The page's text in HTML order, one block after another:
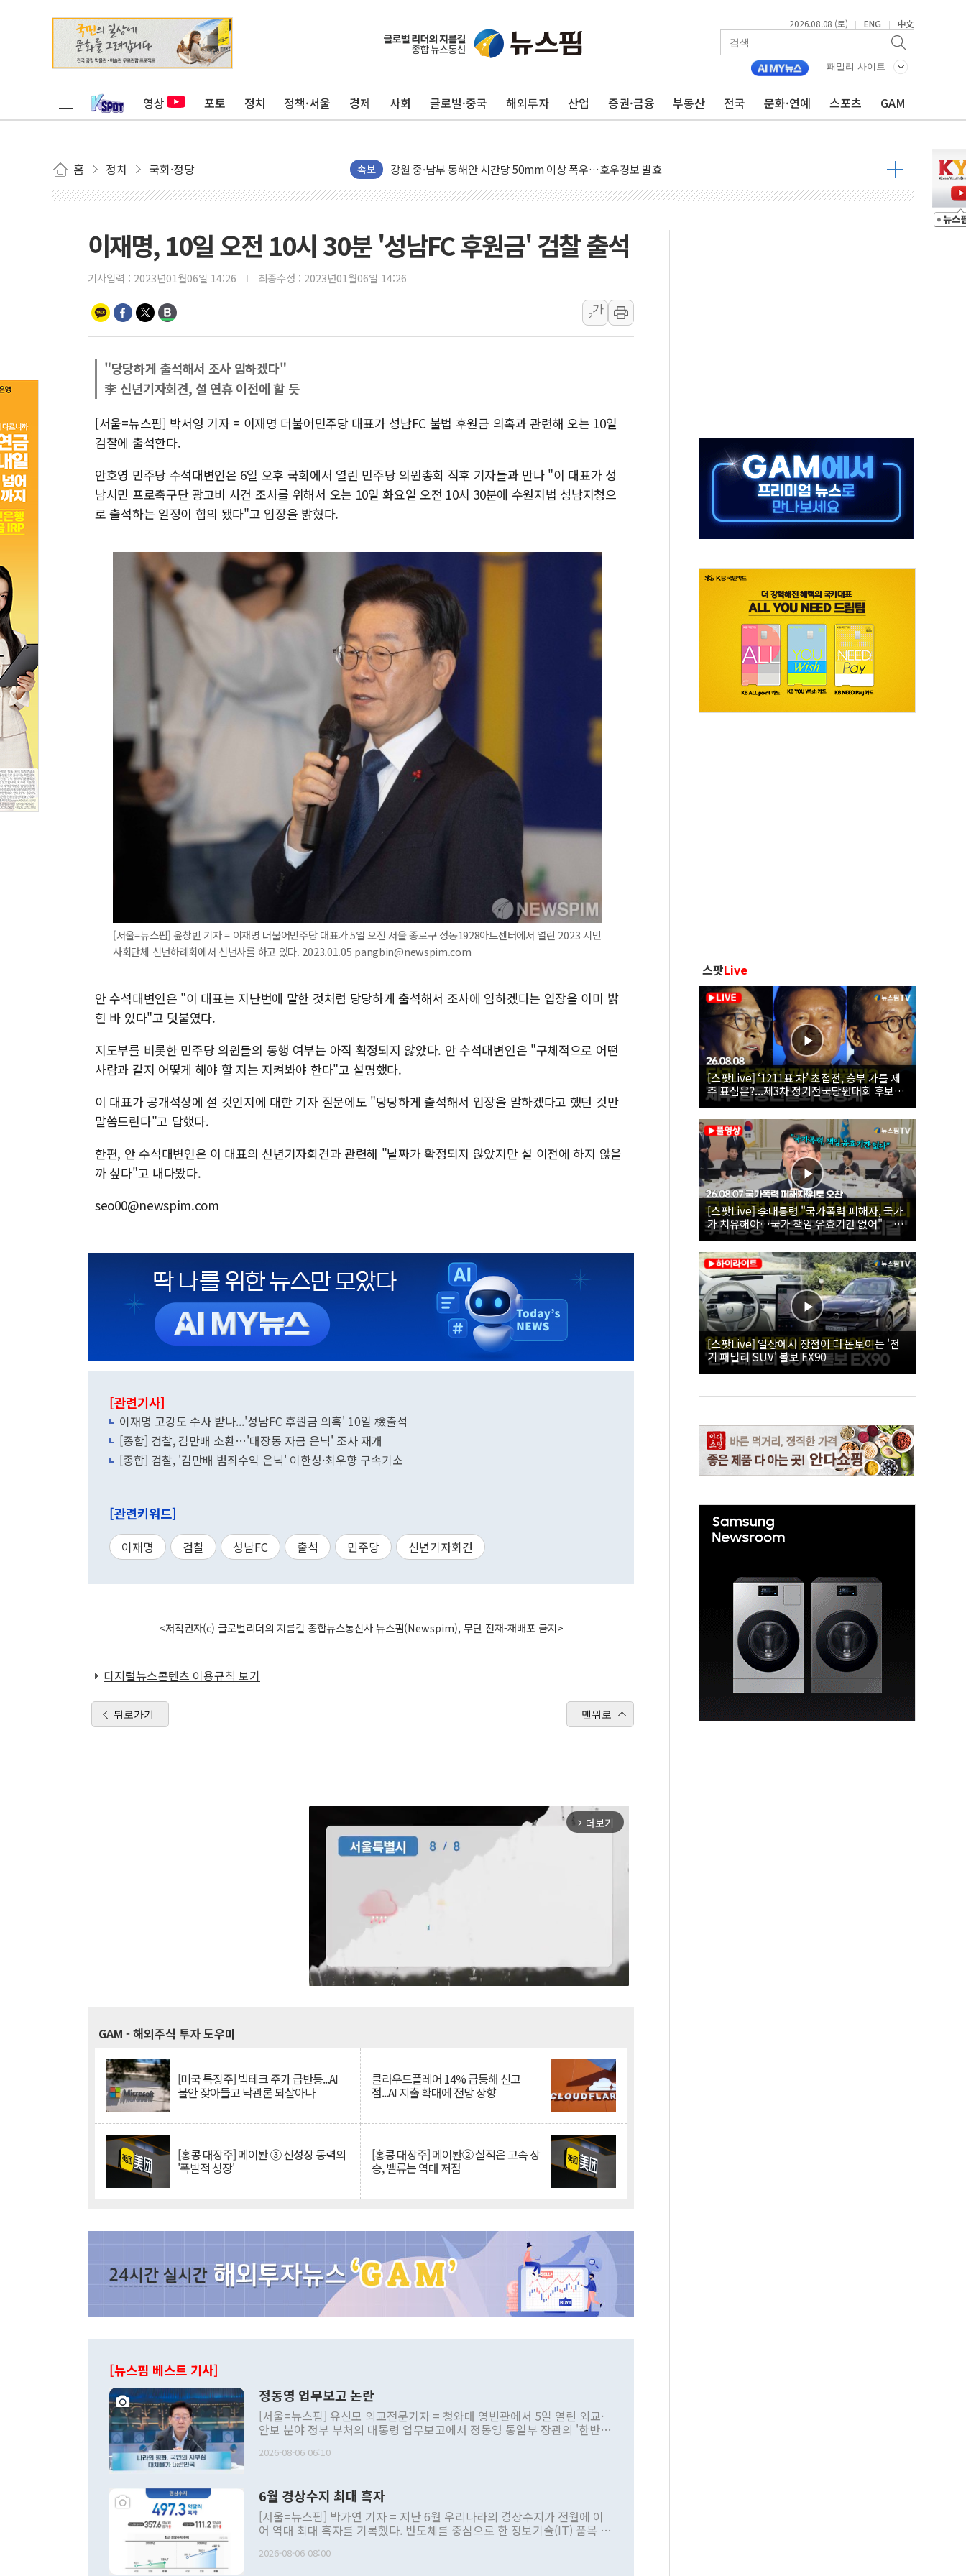
2026.08.08 (토) | ENG | 中文
패밀리 사이트
영상 포토 정치 정책·서울 경제 사회 글로벌·중국 해외투자 산업 증권·금융 부동산 전국 문화·연예 스포츠 GAM
홈 정치 국회·정당 속보
동해중부 전 해상 풍랑주의보…10일까지 최대 3.5m 높은 물결
연일 폭염에 온열질환 사망 23명…정부, 비상대응기구 가동
인제 용대리 계곡서 수위 상승으로 피서객 7명 고립…전원 구조
동해시, 11~14일 '별똥별 멍' 운영…페르세우스 유성우 관측
청양 밭에서 일하던 90대 숨져…온열질환 여부 조사
폭염에 車 운전면허 기능시험 오전 집중 편성…체감온도 38도 넘으면 중단
'호우 특보' 경북 울진 시간당 20~30mm 강한 비...가뭄 해소될 듯
주말 무더위·열대야 지속…내륙 곳곳 소나기
오세훈 "용산공원 주택 검토, 민주당 스스로 원칙 뒤집는 것"
충북 주말 무더위 지속…청주·진천 35도, 곳곳 소나기
10월 보완수사권 폐지·공소청 출범…피해자들 '범죄 사각지대' 우려
한상협, 업계 개인정보 보안 새판 짠다…'자율규제단체' 타진
유럽증시, 美 고용 예상 밖 부진에 연준 금리 인상 가능성 낮아지며 상승… STOXX 600 지수는 나흘 연속 최고치
이재명, 10일 오전 10시 30분 '성남FC 후원금' 검찰 출석
기사입력 : 2023년01월06일 14:26 최종수정 : 2023년01월06일 14:26
가
가
"당당하게 출석해서 조사 임하겠다"
李 신년기자회견, 설 연휴 이전에 할 듯
[서울=뉴스핌] 박서영 기자 = 이재명 더불어민주당 대표가 성남FC 불법 후원금 의혹과 관련해 오는 10일
검찰에 출석한다.
안호영 민주당 수석대변인은 6일 오후 국회에서 열린 민주당 의원총회 직후 기자들과 만나 "이 대표가 성
남시민 프로축구단 광고비 사건 조사를 위해서 오는 10일 화요일 오전 10시 30분에 수원지법 성남지청으
로 출석하는 일정이 합의 됐다"고 입장을 밝혔다.
[서울=뉴스핌] 윤창빈 기자 = 이재명 더불어민주당 대표가 5일 오전 서울 종로구 정동1928아트센터에서 열린 2023 시민
사회단체 신년하례회에서 신년사를 하고 있다. 2023.01.05 pangbin@newspim.com
안 수석대변인은 "이 대표는 지난번에 말한 것처럼 당당하게 출석해서 조사에 임하겠다는 입장을 이미 밝
힌 바 있다"고 덧붙였다.
지도부를 비롯한 민주당 의원들의 동행 여부는 아직 확정되지 않았다. 안 수석대변인은 "구체적으로 어떤
사람과 갈지 어떻게 해야 할 지는 지켜봐야 한다"고 설명했다.
이 대표가 공개석상에 설 것인지에 대한 기자 질문에도 "당당하게 출석해서 입장을 말하겠다고 했던 것만
말씀드린다"고 답했다.
한편, 안 수석대변인은 이 대표의 신년기자회견과 관련해 "날짜가 확정되지 않았지만 설 이전에 하지 않을
까 싶다"고 내다봤다.
seo00@newspim.com
[관련기사]
이재명 고강도 수사 받나...'성남FC 후원금 의혹' 10일 檢출석
[종합] 검찰, 김만배 소환…'대장동 자금 은닉' 조사 재개
[종합] 검찰, '김만배 범죄수익 은닉' 이한성·최우향 구속기소
[관련키워드]
이재명 검찰 성남FC 출석 민주당 신년기자회견
<저작권자(c) 글로벌리더의 지름길 종합뉴스통신사 뉴스핌(Newspim), 무단 전재-재배포 금지>
디지털뉴스콘텐츠 이용규칙 보기
뒤로가기 맨위로
arrow_forward_ios 더보기
GAM - 해외주식 투자 도우미
[미국 특징주] 빅테크 주가 급반등...AI
불안 잦아들고 낙관론 되살아나
클라우드플레어 14% 급등해 신고
점...AI 지출 확대에 전망 상향
[홍콩 대장주] 메이퇀 ③ 신성장 동력의
'폭발적 성장'
[홍콩 대장주] 메이퇀② 실적은 고속 상
승, 밸류는 역대 저점
[뉴스핌 베스트 기사]
정동영 업무보고 논란
[서울=뉴스핌] 유신모 외교전문기자 = 청와대 영빈관에서 5일 열린 외교·
안보 분야 정부 부처의 대통령 업무보고에서 정동영 통일부 장관의 '한반도
발언 중에는 정부 내 조율을 거치지 않은 사안을 정책으로 추진하겠다고 공
주의적 희망에 근거한 비현실적 구상'이라는 비판을 내놨다. 그동안 정 장
관의 대북 정책 관련 발언이 물의를 빚은 적은 여러 번 있지만 대통령과 유
관 부처 장관이 공개적으로 부정적 입장을 표명한 것은 이례적이다. 정 장
관의 무리한 대북 접근법과 월권을 제어해야 한다는 목소리도 높아지고 있
다. [정동영 통일부 장관이 지난달 23일 오후 서울 종로구 정부서울청사에
2026-08-06 06:10
6월 경상수지 최대 흑자
[서울=뉴스핌] 박가연 기자 = 지난 6월 우리나라의 경상수지가 전월에 이
어 역대 최대 흑자를 기록했다. 반도체를 중심으로 한 정보기술(IT) 품목 수
료=한국은행] 한국은행이 6일 발표한 '2026년 6월 국제수지(잠정)'에 따르
2026-08-06 08:00
스팟Live
[스팟Live] ‘1211표 차’ 초접전, 승부 가를 제
주 표심은?...제3차 정기전국당원대회 후보자
제주 합동연설회 생중계 | 26.08.08
[스팟Live] 李대통령 "국가폭력 피해자, 국가
가 치유해야…국가 책임 유효기간 없어"｜
26.08.07 국가폭력 피해자 위로 오찬
[스팟Live] 일상에서 장점이 더 돋보이는 '전
기 패밀리 SUV' 볼보 EX90